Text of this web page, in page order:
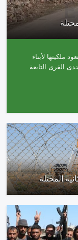
ملكيتها لأبناء
القرى التابعة
المحتلة